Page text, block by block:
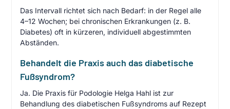
Das Intervall richtet sich nach Bedarf: in der Regel alle
4–12 Wochen; bei chronischen Erkrankungen (z. B.
Diabetes) oft in kürzeren, individuell abgestimmten
Abständen.
Behandelt die Praxis auch das diabetische
Fußsyndrom?
Ja. Die Praxis für Podologie Helga Hahl ist zur
Behandlung des diabetischen Fußsyndroms auf Rezept